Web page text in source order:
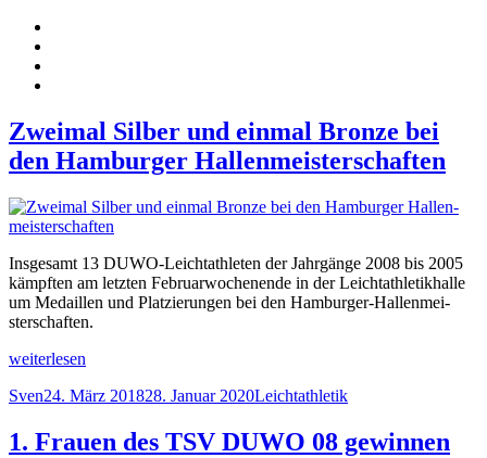
Newsblog
Zweimal Silber und einmal Bronze bei
den Hamburger Hallen­mei­ster­schaften
Insgesamt 13 DUWO-Leichtathleten der Jahrgänge 2008 bis 2005
kämpften am letzten Fe­bru­ar­wochenende in der Leichtathletikhalle
um Medaillen und Platzierungen bei den Hamburger-Hal­len­mei­
sterschaften.
„Zweimal
und
Bronze
weiterlesen
Autor
SvenVeröffentlicht
24. März 201828. Januar 2020Kategorien
Leichtathletik
1. Frauen des TSV DUWO 08 gewinnen